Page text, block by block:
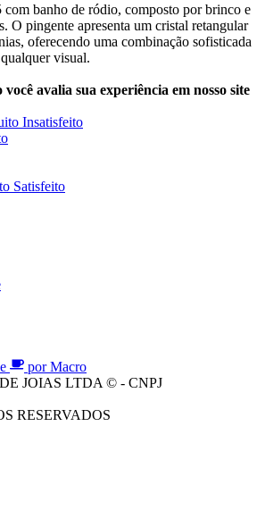
banho de ródio, composto por brinco e
O pingente apresenta um cristal retangular
oferecendo uma combinação sofisticada
visual.
avalia sua experiência em nosso site
Insatisfeito
Satisfeito
e
por Macro
JOIAS LTDA © - CNPJ
RESERVADOS